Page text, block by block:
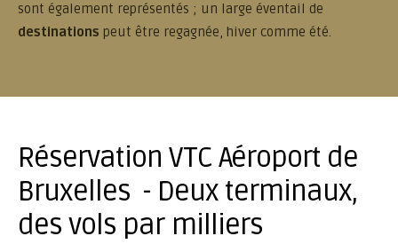
sont également représentés ; un large éventail de
destinations peut être regagnée, hiver comme été.
Réservation VTC Aéroport de
Bruxelles - Deux terminaux,
des vols par milliers